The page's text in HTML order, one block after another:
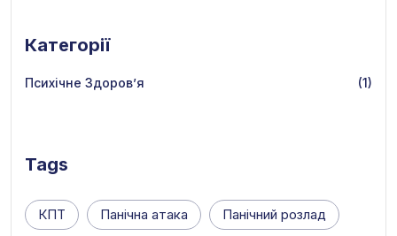
Категорії
Психічне Здоров’я (1)
Tags
КПТ Панічна атака Панічний розлад